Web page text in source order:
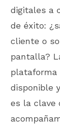
digitales a
de éxito:
cliente o
pantalla?
plataforma
disponible
es la clave